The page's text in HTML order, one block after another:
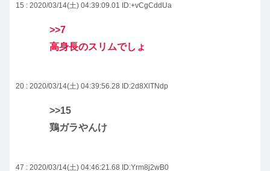
15 : 2020/03/14(土) 04:39:09.01 ID:+vCgCddUa
>>7
高身長のスリムでしょ
20 : 2020/03/14(土) 04:39:56.28 ID:2d8XlTNdp
>>15
鶏ガラやんけ
47 : 2020/03/14(土) 04:46:21.68 ID:Yrm8j2wB0